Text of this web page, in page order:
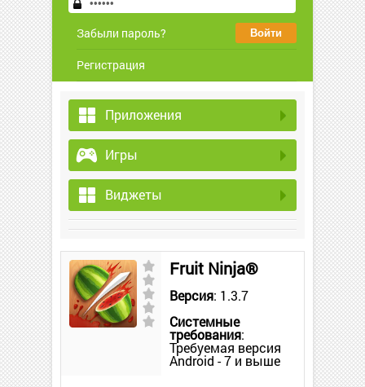
Забыли пароль?
Регистрация
Приложения
Игры
Виджеты
Fruit Ninja®
Версия: 1.3.7
Системные
требования:
Требуемая версия
Android - 7 и выше